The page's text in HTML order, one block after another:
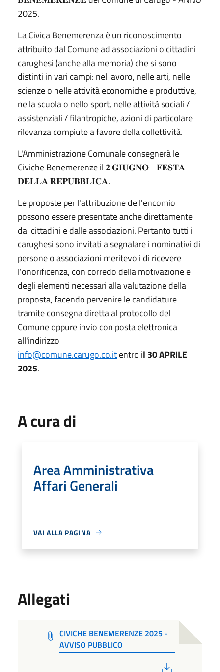
2025.
La Civica Benemerenza è un riconoscimento
attribuito dal Comune ad associazioni o cittadini
carughesi (anche alla memoria) che si sono
distinti in vari campi: nel lavoro, nelle arti, nelle
scienze o nelle attività economiche e produttive,
nella scuola o nello sport, nelle attività sociali /
assistenziali / filantropiche, azioni di particolare
rilevanza compiute a favore della collettività.
L'Amministrazione Comunale consegnerà le
Civiche Benemerenze il 𝟐 𝐆𝐈𝐔𝐆𝐍𝐎 - 𝐅𝐄𝐒𝐓𝐀
𝐃𝐄𝐋𝐋𝐀 𝐑𝐄𝐏𝐔𝐁𝐁𝐋𝐈𝐂𝐀.
Le proposte per l'attribuzione dell'encomio
possono essere presentate anche direttamente
dai cittadini e dalle associazioni. Pertanto tutti i
carughesi sono invitati a segnalare i nominativi di
persone o associazioni meritevoli di ricevere
l'onorificenza, con corredo della motivazione e
degli elementi necessari alla valutazione della
proposta, facendo pervenire le candidature
tramite consegna diretta al protocollo del
Comune oppure invio con posta elettronica
all'indirizzo
info@comune.carugo.co.itentro il 30 APRILE
2025.
A cura di
Area Amministrativa
Affari Generali
VAI ALLA PAGINA
Allegati
CIVICHE BENEMERENZE 2025 -
AVVISO PUBBLICO